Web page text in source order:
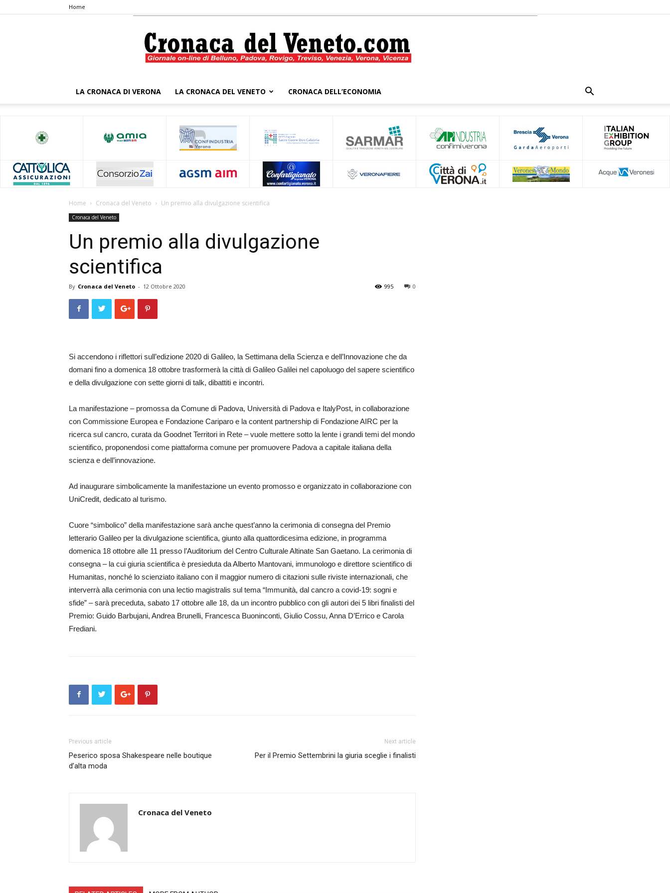
Home
LA CRONACA DI VERONA LA CRONACA DEL VENETO CRONACA DELL’ECONOMIA
Home Cronaca del Veneto Un premio alla divulgazione scientifica
Cronaca del Veneto
Un premio alla divulgazione
scientifica
By Cronaca del Veneto - 12 Ottobre 2020 0
995
Si accendono i riflettori sull’edizione 2020 di Galileo, la Settimana della Scienza e dell’Innovazione che da
domani fino a domenica 18 ottobre trasformerà la città di Galileo Galilei nel capoluogo del sapere scientifico
e della divulgazione con sette giorni di talk, dibattiti e incontri.
La manifestazione – promossa da Comune di Padova, Università di Padova e ItalyPost, in collaborazione
con Commissione Europea e Fondazione Cariparo e la content partnership di Fondazione AIRC per la
ricerca sul cancro, curata da Goodnet Territori in Rete – vuole mettere sotto la lente i grandi temi del mondo
scientifico, proponendosi come piattaforma comune per promuovere Padova a capitale italiana della
scienza e dell’innovazione.
Ad inaugurare simbolicamente la manifestazione un evento promosso e organizzato in collaborazione con
UniCredit, dedicato al turismo.
Cuore “simbolico” della manifestazione sarà anche quest’anno la cerimonia di consegna del Premio
letterario Galileo per la divulgazione scientifica, giunto alla quattordicesima edizione, in programma
domenica 18 ottobre alle 11 presso l’Auditorium del Centro Culturale Altinate San Gaetano. La cerimonia di
consegna – la cui giuria scientifica è presieduta da Alberto Mantovani, immunologo e direttore scientifico di
Humanitas, nonché lo scienziato italiano con il maggior numero di citazioni sulle riviste internazionali, che
interverrà alla cerimonia con una lectio magistralis sul tema “Immunità, dal cancro a covid-19: sogni e
sfide” – sarà preceduta, sabato 17 ottobre alle 18, da un incontro pubblico con gli autori dei 5 libri finalisti del
Premio: Guido Barbujani, Andrea Brunelli, Francesca Buoninconti, Giulio Cossu, Anna D’Errico e Carola
Frediani.
Previous article
Peserico sposa Shakespeare nelle boutique
d’alta moda
Next article
Per il Premio Settembrini la giuria sceglie i finalisti
Cronaca del Veneto